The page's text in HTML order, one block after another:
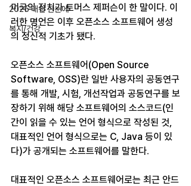
2025 대선 한눈에
복지/건강
미국의 정치가 토머스 제퍼슨이 한 말이다. 이
러한 명언은 이후 오픈소스 소프트웨어 생성
의 정신적 기초가 됐다.
오픈소스 소프트웨어(Open Source
Software, OSS)란 일반 사용자의 공동연구
를 통해 개발, 시험, 개선작업과 공동연구를 보
장하기 위해 해당 소프트웨어의 소스코드(인
간이 읽을 수 있는 언어 형식으로 작성된 것,
대표적인 언어 형식으로는 C, Java 등이 있
다)가 공개되는 소프트웨어를 말한다.
대표적인 오픈소스 소프트웨어로는 최근 안드